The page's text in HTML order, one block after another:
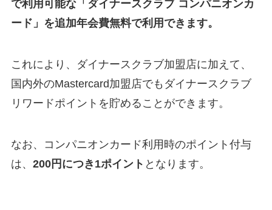
で利用可能な「ダイナースクラブ コンパニオンカ
ード」を追加年会費無料で利用できます。
これにより、ダイナースクラブ加盟店に加えて、
国内外のMastercard加盟店でもダイナースクラブ
リワードポイントを貯めることができます。
なお、コンパニオンカード利用時のポイント付与
は、 200円につき1ポイント となります。